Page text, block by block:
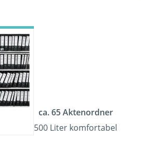
ca. 65 Aktenordner
500 Liter komfortabel